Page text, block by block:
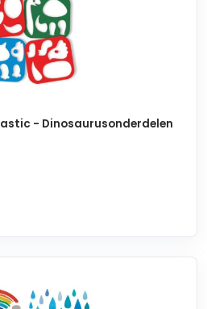
- Dinosaurusonderdelen